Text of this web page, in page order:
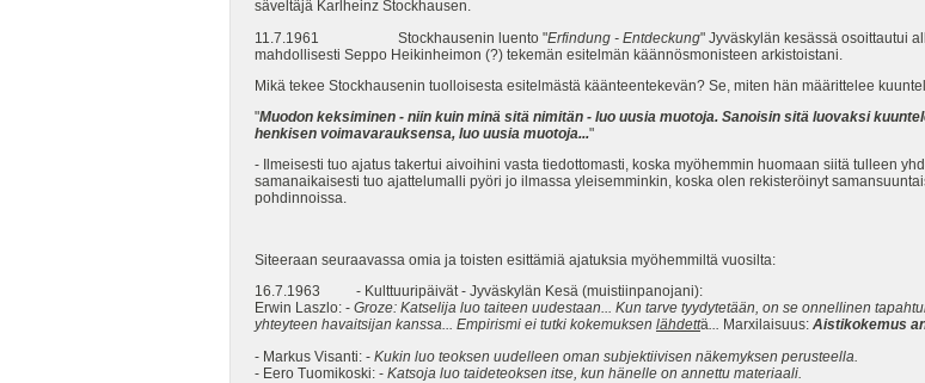
säveltäjä Karlheinz Stockhausen.
11.7.1961 Stockhausenin luento "Erfindung - Entdeckung" Jyväskylän kesässä osoittautui
mahdollisesti Seppo Heikinheimon (?) tekemän esitelmän käännösmonisteen arkistoistani.
Mikä tekee Stockhausenin tuolloisesta esitelmästä käänteentekevän? Se, miten hän määrittelee
"Muodon keksiminen - niin kuin minä sitä nimitän - luo uusia muotoja. Sanoisin sitä luovaksi
henkisen voimavarauksensa, luo uusia muotoja..."
- Ilmeisesti tuo ajatus takertui aivoihini vasta tiedottomasti, koska myöhemmin huomaan siitä tulleen
samanaikaisesti tuo ajattelumalli pyöri jo ilmassa yleisemminkin, koska olen rekisteröinyt
pohdinnoissa.
Siteeraan seuraavassa omia ja toisten esittämiä ajatuksia myöhemmiltä vuosilta:
16.7.1963 - Kulttuuripäivät - Jyväskylän Kesä (muistiinpanojani):
Erwin Laszlo: - Groze: Katselija luo taiteen uudestaan... Kun tarve tyydytetään, on se onnellinen
yhteyteen havaitsijan kanssa... Empirismi ei tutki kokemuksen lähdettä... Marxilaisuus: Aistikokemus
- Markus Visanti: - Kukin luo teoksen uudelleen oman subjektiivisen näkemyksen perusteella.
- Eero Tuomikoski: - Katsoja luo taideteoksen itse, kun hänelle on annettu materiaali.